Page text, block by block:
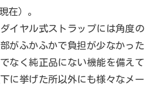
在）。
イヤル式ストラップには角度の
がふかふかで負担が少なかった
なく純正品にない機能を備えて
に挙げた所以外にも様々なメー